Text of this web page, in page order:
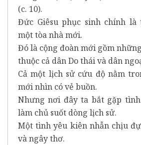
(c. 10).
Đức Giêsu phục sinh chính là
một tòa nhà mới.
Đó là cộng đoàn mới gồm
thuộc cả dân Do thái và dân
Cả một lịch sử cứu độ nằm
mới nhìn có vẻ buồn.
Nhưng nơi đây ta bắt gặp
làm chủ suốt dòng lịch sử.
Một tình yêu kiên nhẫn chịu
và ngây thơ.